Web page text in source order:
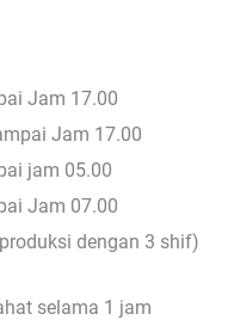
Jam 17.00
Jam 17.00
jam 05.00
Jam 07.00
dengan 3 shif)
selama 1 jam